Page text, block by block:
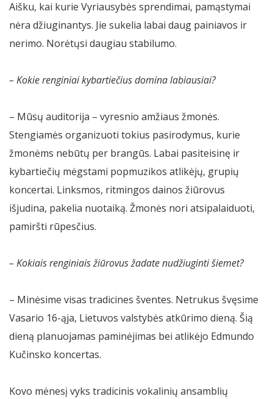
Aišku, kai kurie Vyriausybės sprendimai, pamąstymai
nėra džiuginantys. Jie sukelia labai daug painiavos ir
nerimo. Norėtųsi daugiau stabilumo.
– Kokie renginiai kybartiečius domina labiausiai?
– Mūsų auditorija – vyresnio amžiaus žmonės.
Stengiamės organizuoti tokius pasirodymus, kurie
žmonėms nebūtų per brangūs. Labai pasiteisinę ir
kybartiečių mėgstami popmuzikos atlikėjų, grupių
koncertai. Linksmos, ritmingos dainos žiūrovus
išjudina, pakelia nuotaiką. Žmonės nori atsipalaiduoti,
pamiršti rūpesčius.
– Kokiais renginiais žiūrovus žadate nudžiuginti šiemet?
– Minėsime visas tradicines šventes. Netrukus švęsime
Vasario 16-ąja, Lietuvos valstybės atkūrimo dieną. Šią
dieną planuojamas paminėjimas bei atlikėjo Edmundo
Kučinsko koncertas.
Kovo mėnesį vyks tradicinis vokalinių ansamblių